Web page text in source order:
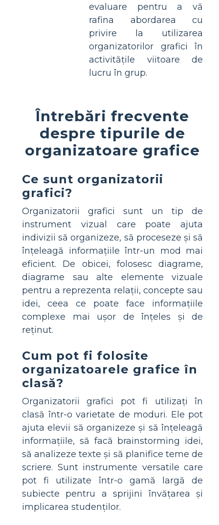
evaluare pentru a vă
rafina abordarea cu
privire la utilizarea
organizatorilor grafici în
activitățile viitoare de
lucru în grup.
Întrebări frecvente
despre tipurile de
organizatoare grafice
Ce sunt organizatorii
grafici?
Organizatorii grafici sunt un tip de
instrument vizual care poate ajuta
indivizii să organizeze, să proceseze și să
înțeleagă informațiile într-un mod mai
eficient. De obicei, folosesc diagrame,
diagrame sau alte elemente vizuale
pentru a reprezenta relații, concepte sau
idei, ceea ce poate face informațiile
complexe mai ușor de înțeles și de
reținut.
Cum pot fi folosite
organizatoarele grafice în
clasă?
Organizatorii grafici pot fi utilizați în
clasă într-o varietate de moduri. Ele pot
ajuta elevii să organizeze și să înțeleagă
informațiile, să facă brainstorming idei,
să analizeze texte și să planifice teme de
scriere. Sunt instrumente versatile care
pot fi utilizate într-o gamă largă de
subiecte pentru a sprijini învățarea și
implicarea studenților.